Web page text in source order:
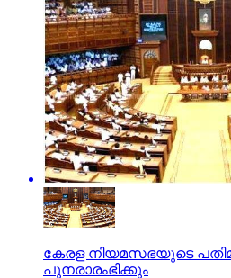
കേരള നിയമസഭയുടെ
പുനരാരംഭിക്കും